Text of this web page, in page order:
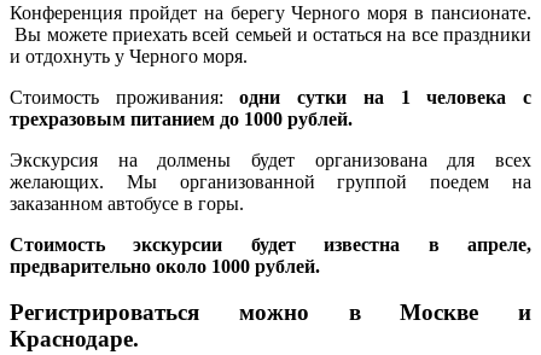
Конференция пройдет на берегу Черного моря в пансионате.
Вы можете приехать всей семьей и остаться на все праздники
и отдохнуть у Черного моря.
Стоимость проживания:одни сутки на 1 человека с
трехразовым питанием до 1000 рублей.
Экскурсия на долмены будет организована для всех
желающих. Мы организованной группой поедем на
заказанном автобусе в горы.
Стоимость экскурсии будет известна в апреле,
предварительно около 1000 рублей.
Регистрироваться можно в Москве и
Краснодаре.